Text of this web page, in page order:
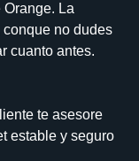
La
no dudes
cuanto antes.
te asesore
estable y seguro